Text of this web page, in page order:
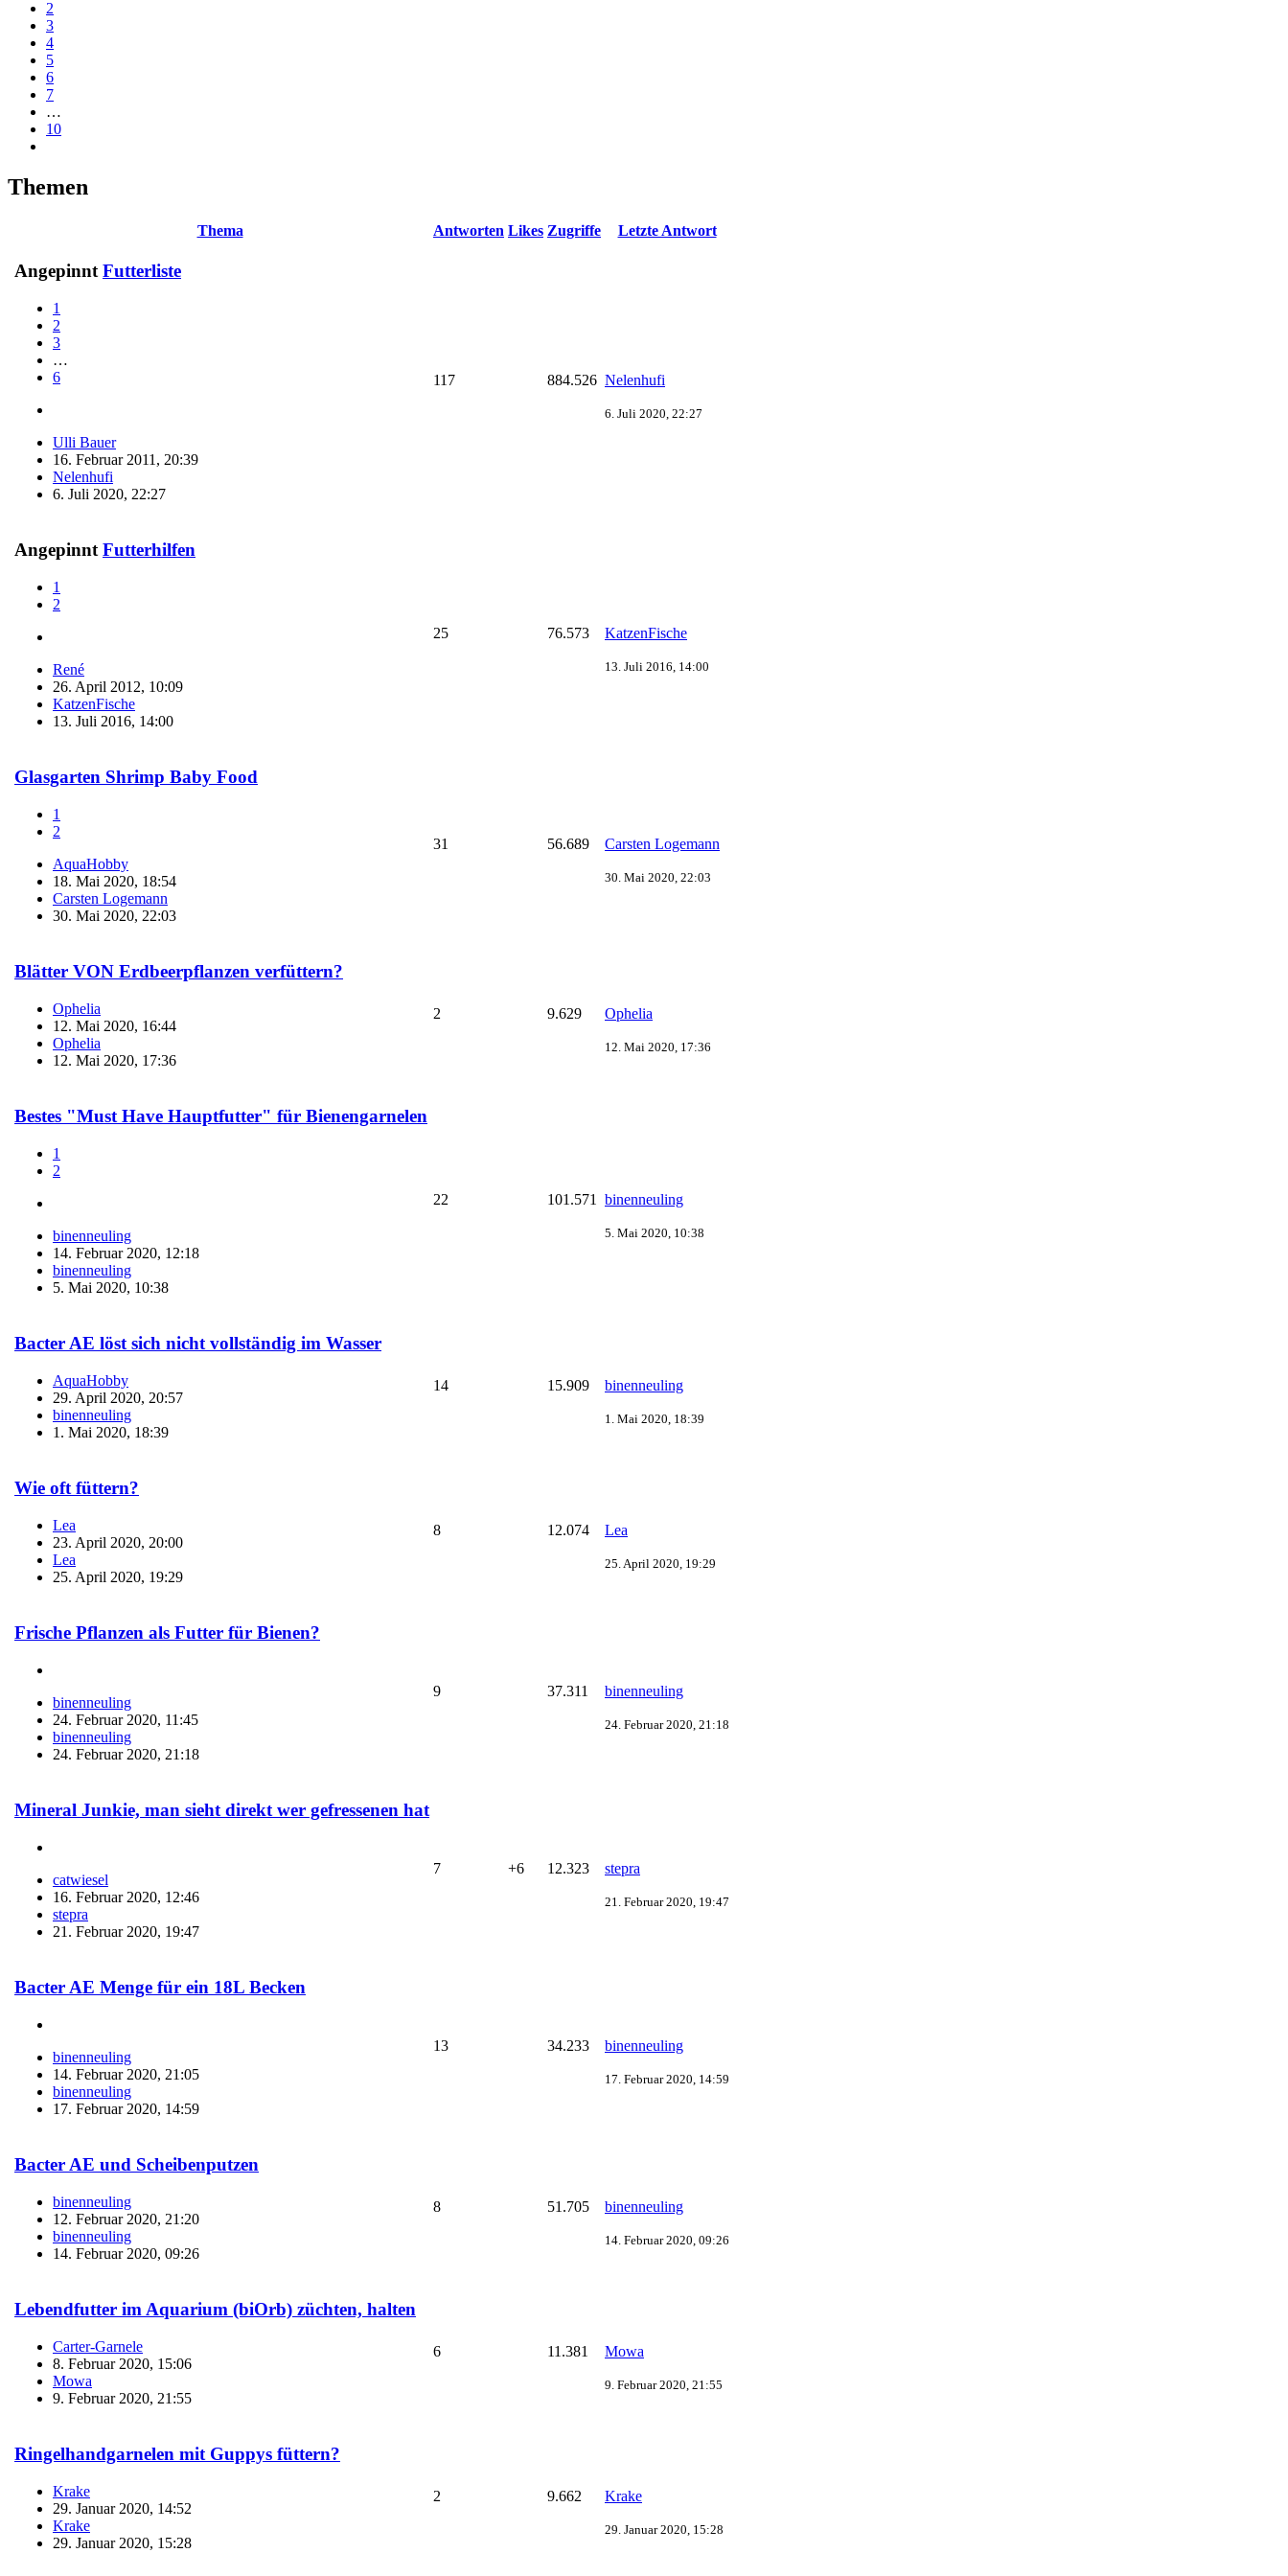
2
3
4
5
6
7
…
10
Themen
Thema Antworten Likes Zugriffe Letzte Antwort
Angepinnt Futterliste
1
2
3
…
6
Ulli Bauer
16. Februar 2011, 20:39
Nelenhufi
6. Juli 2020, 22:27
117 884.526 Nelenhufi
6. Juli 2020, 22:27
Angepinnt Futterhilfen
1
2
René
26. April 2012, 10:09
KatzenFische
13. Juli 2016, 14:00
25 76.573 KatzenFische
13. Juli 2016, 14:00
Glasgarten Shrimp Baby Food
1
2
AquaHobby
18. Mai 2020, 18:54
Carsten Logemann
30. Mai 2020, 22:03
31 56.689 Carsten Logemann
30. Mai 2020, 22:03
Blätter VON Erdbeerpflanzen verfüttern?
Ophelia
12. Mai 2020, 16:44
Ophelia
12. Mai 2020, 17:36
2 9.629 Ophelia
12. Mai 2020, 17:36
Bestes "Must Have Hauptfutter" für Bienengarnelen
1
2
binenneuling
14. Februar 2020, 12:18
binenneuling
5. Mai 2020, 10:38
22 101.571 binenneuling
5. Mai 2020, 10:38
Bacter AE löst sich nicht vollständig im Wasser
AquaHobby
29. April 2020, 20:57
binenneuling
1. Mai 2020, 18:39
14 15.909 binenneuling
1. Mai 2020, 18:39
Wie oft füttern?
Lea
23. April 2020, 20:00
Lea
25. April 2020, 19:29
8 12.074 Lea
25. April 2020, 19:29
Frische Pflanzen als Futter für Bienen?
binenneuling
24. Februar 2020, 11:45
binenneuling
24. Februar 2020, 21:18
9 37.311 binenneuling
24. Februar 2020, 21:18
Mineral Junkie, man sieht direkt wer gefressenen hat
catwiesel
16. Februar 2020, 12:46
stepra
21. Februar 2020, 19:47
7 +6 12.323 stepra
21. Februar 2020, 19:47
Bacter AE Menge für ein 18L Becken
binenneuling
14. Februar 2020, 21:05
binenneuling
17. Februar 2020, 14:59
13 34.233 binenneuling
17. Februar 2020, 14:59
Bacter AE und Scheibenputzen
binenneuling
12. Februar 2020, 21:20
binenneuling
14. Februar 2020, 09:26
8 51.705 binenneuling
14. Februar 2020, 09:26
Lebendfutter im Aquarium (biOrb) züchten, halten
Carter-Garnele
8. Februar 2020, 15:06
Mowa
9. Februar 2020, 21:55
6 11.381 Mowa
9. Februar 2020, 21:55
Ringelhandgarnelen mit Guppys füttern?
Krake
29. Januar 2020, 14:52
Krake
29. Januar 2020, 15:28
2 9.662 Krake
29. Januar 2020, 15:28